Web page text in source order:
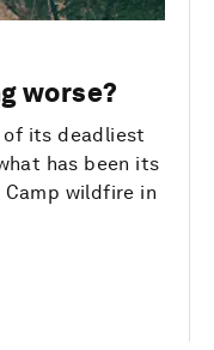
worse?
its deadliest
has been its
wildfire in